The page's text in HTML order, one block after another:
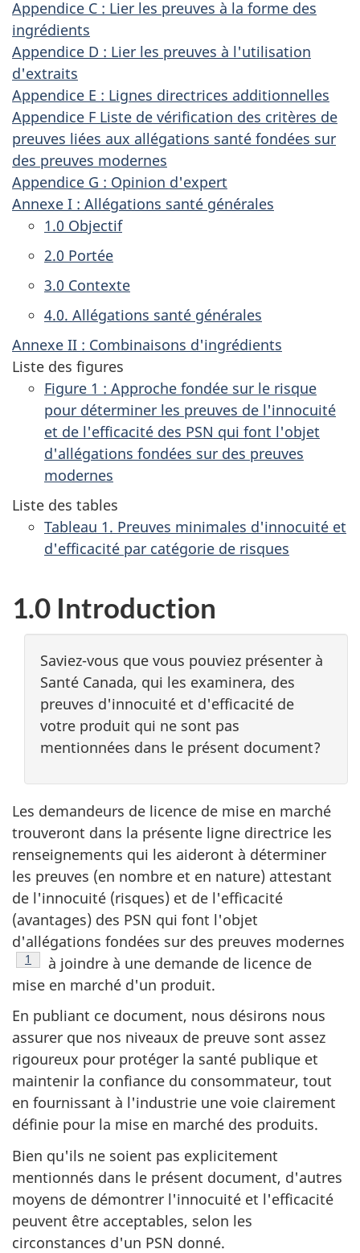
Appendice C : Lier les preuves à la forme des
ingrédients
Appendice D : Lier les preuves à l'utilisation
d'extraits
Appendice E : Lignes directrices additionnelles
Appendice F Liste de vérification des critères de
preuves liées aux allégations santé fondées sur
des preuves modernes
Appendice G : Opinion d'expert
Annexe I : Allégations santé générales
1.0 Objectif
2.0 Portée
3.0 Contexte
4.0. Allégations santé générales
Annexe II : Combinaisons d'ingrédients
Liste des figures
Figure 1 : Approche fondée sur le risque
pour déterminer les preuves de l'innocuité
et de l'efficacité des PSN qui font l'objet
d'allégations fondées sur des preuves
modernes
Liste des tables
Tableau 1. Preuves minimales d'innocuité et
d'efficacité par catégorie de risques
1.0 Introduction
Saviez-vous que vous pouviez présenter à
Santé Canada, qui les examinera, des
preuves d'innocuité et d'efficacité de
votre produit qui ne sont pas
mentionnées dans le présent document?
Les demandeurs de licence de mise en marché
trouveront dans la présente ligne directrice les
renseignements qui les aideront à déterminer
les preuves (en nombre et en nature) attestant
de l'innocuité (risques) et de l'efficacité
(avantages) des PSN qui font l'objet
d'allégations fondées sur des preuves modernes
Note de bas de page
1
à joindre à une demande de licence de
mise en marché d'un produit.
En publiant ce document, nous désirons nous
assurer que nos niveaux de preuve sont assez
rigoureux pour protéger la santé publique et
maintenir la confiance du consommateur, tout
en fournissant à l'industrie une voie clairement
définie pour la mise en marché des produits.
Bien qu'ils ne soient pas explicitement
mentionnés dans le présent document, d'autres
moyens de démontrer l'innocuité et l'efficacité
peuvent être acceptables, selon les
circonstances d'un PSN donné.